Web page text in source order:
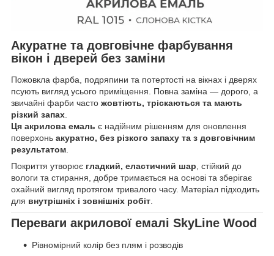
Акуратне та довговічне фарбування
вікон і дверей без заміни
Пожовкла фарба, подряпини та потертості на вікнах і дверях
псують вигляд усього приміщення. Повна заміна — дорого, а
звичайні фарби часто жовтіють, тріскаються та мають
різкий запах.
Ця акрилова емаль є надійним рішенням для оновлення
поверхонь акуратно, без різкого запаху та з довговічним
результатом.
Покриття утворює гладкий, еластичний шар, стійкий до
вологи та стирання, добре тримається на основі та зберігає
охайний вигляд протягом тривалого часу. Матеріал підходить
для внутрішніх і зовнішніх робіт.
Переваги акрилової емалі SkyLine Wood
Рівномірний колір без плям і розводів